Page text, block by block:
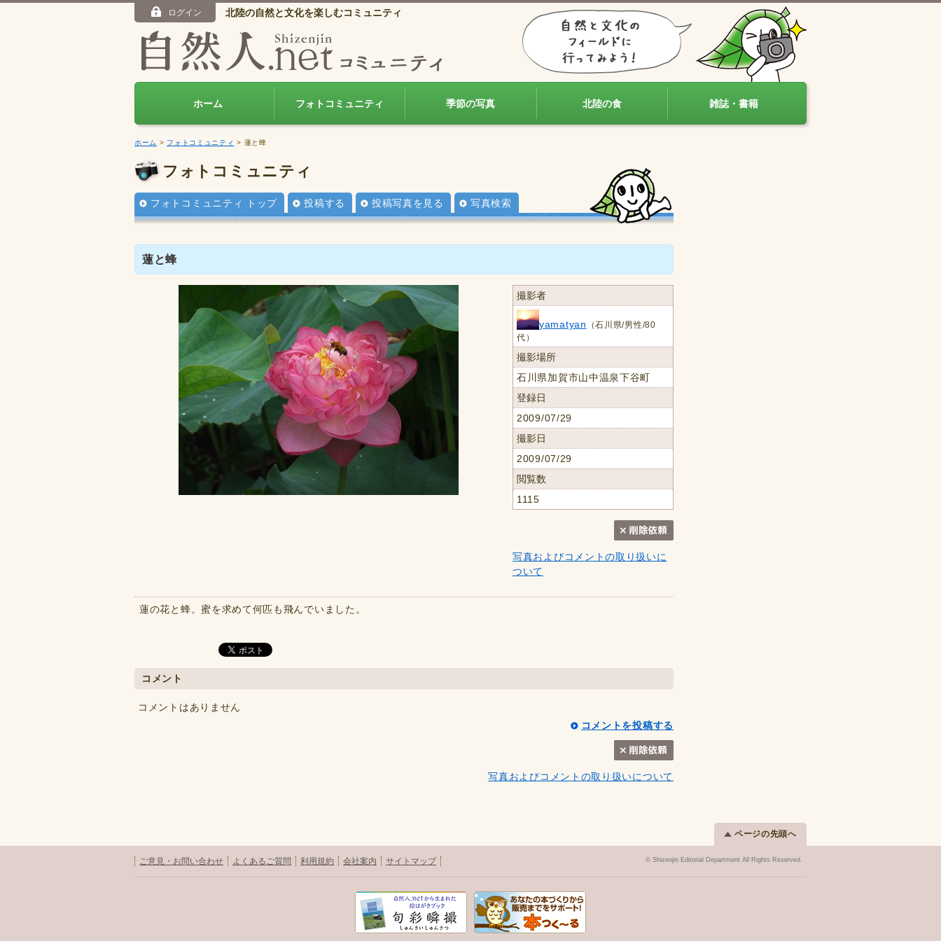
ログイン 北陸の自然と文化を楽しむコミュニティ
ホーム フォトコミュニティ 季節の写真 北陸の食 雑誌・書籍
ホーム > フォトコミュニティ > 蓮と蜂
フォトコミュニティ
フォトコミュニティ トップ 投稿する 投稿写真を見る 写真検索
蓮と蜂
撮影者
yamatyan
（石川県/男性/80
代）
撮影場所
石川県加賀市山中温泉下谷町
登録日
2009/07/29
撮影日
2009/07/29
閲覧数
1115
写真およびコメントの取り扱いに
ついて
蓮の花と蜂。蜜を求めて何匹も飛んでいました。
コメント
コメントはありません
コメントを投稿する
写真およびコメントの取り扱いについて
ページの先頭へ
ご意見・お問い合わせ よくあるご質問 利用規約 会社案内 サイトマップ © Shizenjin Editorial Department All Rights Reserved.